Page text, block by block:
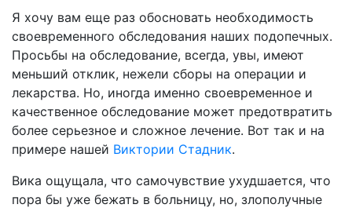
Я хочу вам еще раз обосновать необходимость
своевременного обследования наших подопечных.
Просьбы на обследование, всегда, увы, имеют
меньший отклик, нежели сборы на операции и
лекарства. Но, иногда именно своевременное и
качественное обследование может предотвратить
более серьезное и сложное лечение. Вот так и на
примере нашей Виктории Стадник.
Вика ощущала, что самочувствие ухудшается, что
пора бы уже бежать в больницу, но, злополучные